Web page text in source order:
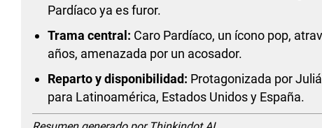
Pardíaco ya es furor.
Trama central: Caro Pardíaco, un ícono pop,
años, amenazada por un acosador.
Reparto y disponibilidad: Protagonizada por
para Latinoamérica, Estados Unidos y España.